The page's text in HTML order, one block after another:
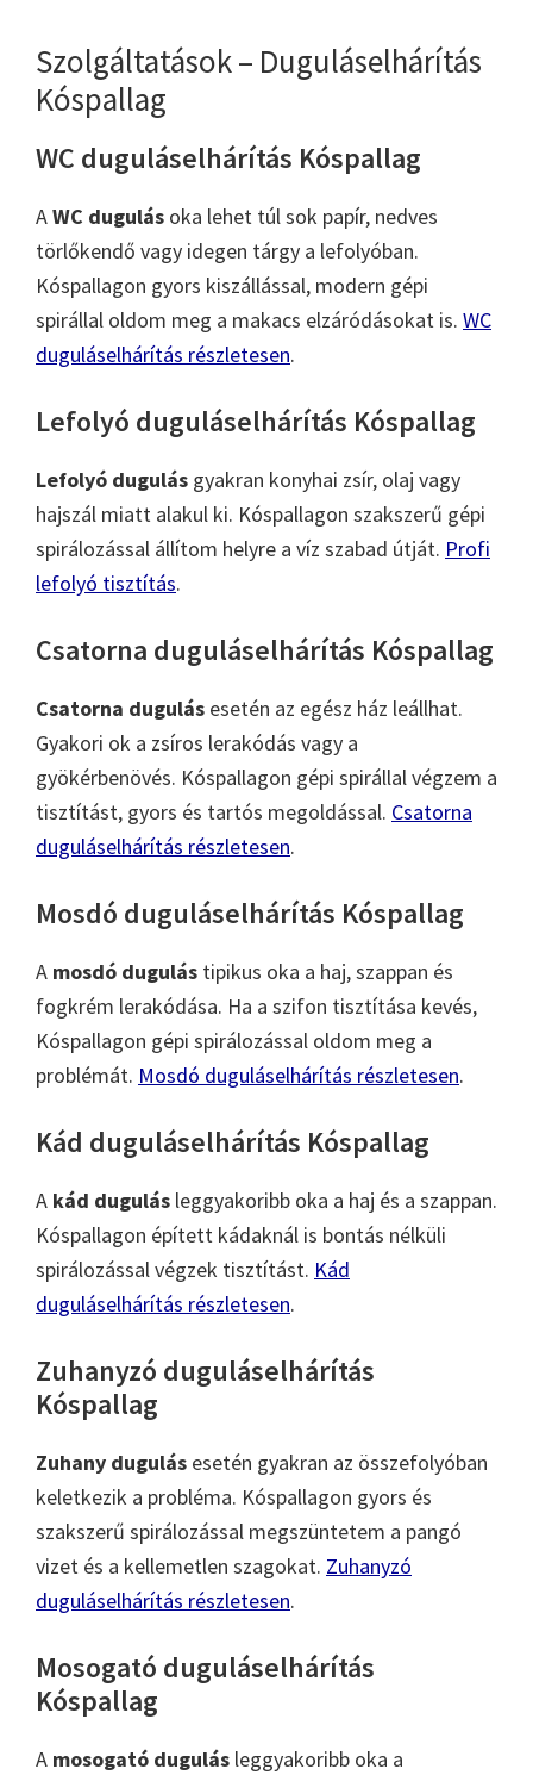
Szolgáltatások – Duguláselhárítás
Kóspallag
WC duguláselhárítás Kóspallag
AWC dugulás oka lehet túl sok papír, nedves
törlőkendő vagy idegen tárgy a lefolyóban.
Kóspallagon gyors kiszállással, modern gépi
spirállal oldom meg a makacs elzáródásokat is. WC
duguláselhárítás részletesen.
Lefolyó duguláselhárítás Kóspallag
Lefolyó dugulás gyakran konyhai zsír, olaj vagy
hajszál miatt alakul ki. Kóspallagon szakszerű gépi
spirálozással állítom helyre a víz szabad útját. Profi
lefolyó tisztítás.
Csatorna duguláselhárítás Kóspallag
Csatorna dugulás esetén az egész ház leállhat.
Gyakori ok a zsíros lerakódás vagy a
gyökérbenövés. Kóspallagon gépi spirállal végzem a
tisztítást, gyors és tartós megoldással. Csatorna
duguláselhárítás részletesen.
Mosdó duguláselhárítás Kóspallag
A mosdó dugulás tipikus oka a haj, szappan és
fogkrém lerakódása. Ha a szifon tisztítása kevés,
Kóspallagon gépi spirálozással oldom meg a
problémát. Mosdó duguláselhárítás részletesen.
Kád duguláselhárítás Kóspallag
A kád dugulás leggyakoribb oka a haj és a szappan.
Kóspallagon épített kádaknál is bontás nélküli
spirálozással végzek tisztítást. Kád
duguláselhárítás részletesen.
Zuhanyzó duguláselhárítás
Kóspallag
Zuhany dugulás esetén gyakran az összefolyóban
keletkezik a probléma. Kóspallagon gyors és
szakszerű spirálozással megszüntetem a pangó
vizet és a kellemetlen szagokat. Zuhanyzó
duguláselhárítás részletesen.
Mosogató duguláselhárítás
Kóspallag
A mosogató dugulás leggyakoribb oka a